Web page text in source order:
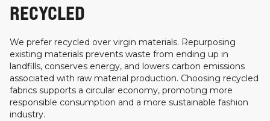
RECYCLED
We prefer recycled over virgin materials. Repurposing
existing materials prevents waste from ending up in
landfills, conserves energy, and lowers carbon emissions
associated with raw material production. Choosing recycled
fabrics supports a circular economy, promoting more
responsible consumption and a more sustainable fashion
industry.